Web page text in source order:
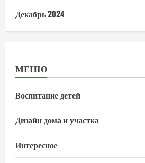
Декабрь 2024
МЕНЮ
Воспитание детей
Дизайн дома и участка
Интересное